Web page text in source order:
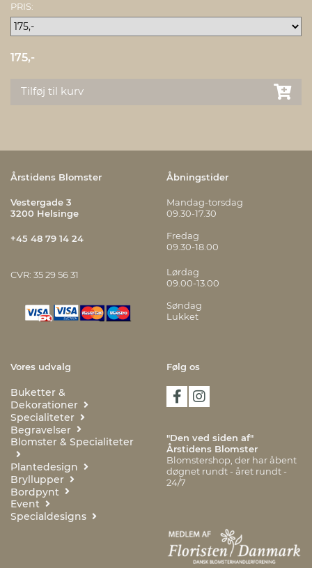
PRIS:
175,-
Tilføj til kurv
Årstidens Blomster
Vestergade 3
3200 Helsinge
+45 48 79 14 24
CVR: 35 29 56 31
Åbningstider
Mandag-torsdag
09.30-17.30
Fredag
09.30-18.00
Lørdag
09.00-13.00
Søndag
Lukket
Vores udvalg
Buketter &
Dekorationer
Specialiteter
Begravelser
Blomster & Specialiteter
Plantedesign
Bryllupper
Bordpynt
Event
Specialdesigns
Følg os
"Den ved siden af"
Årstidens Blomster
Blomstershop, der har åbent
døgnet rundt - året rundt -
24/7